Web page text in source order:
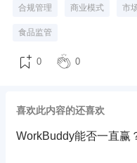
合规管理 商业模式 市
食品监管
0 0
喜欢此内容的还喜欢
WorkBuddy能否一直赢